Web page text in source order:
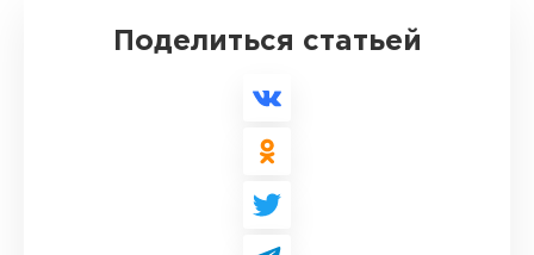
Поделиться статьей